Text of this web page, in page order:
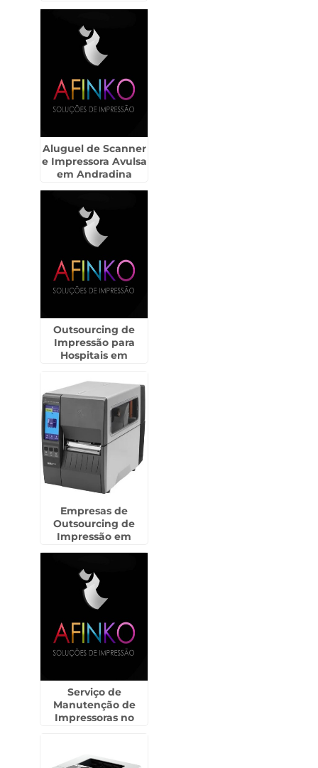
Aluguel de Scanner
e Impressora Avulsa
em Andradina
Outsourcing de
Impressão para
Hospitais em
Empresas de
Outsourcing de
Impressão em
Serviço de
Manutenção de
Impressoras no